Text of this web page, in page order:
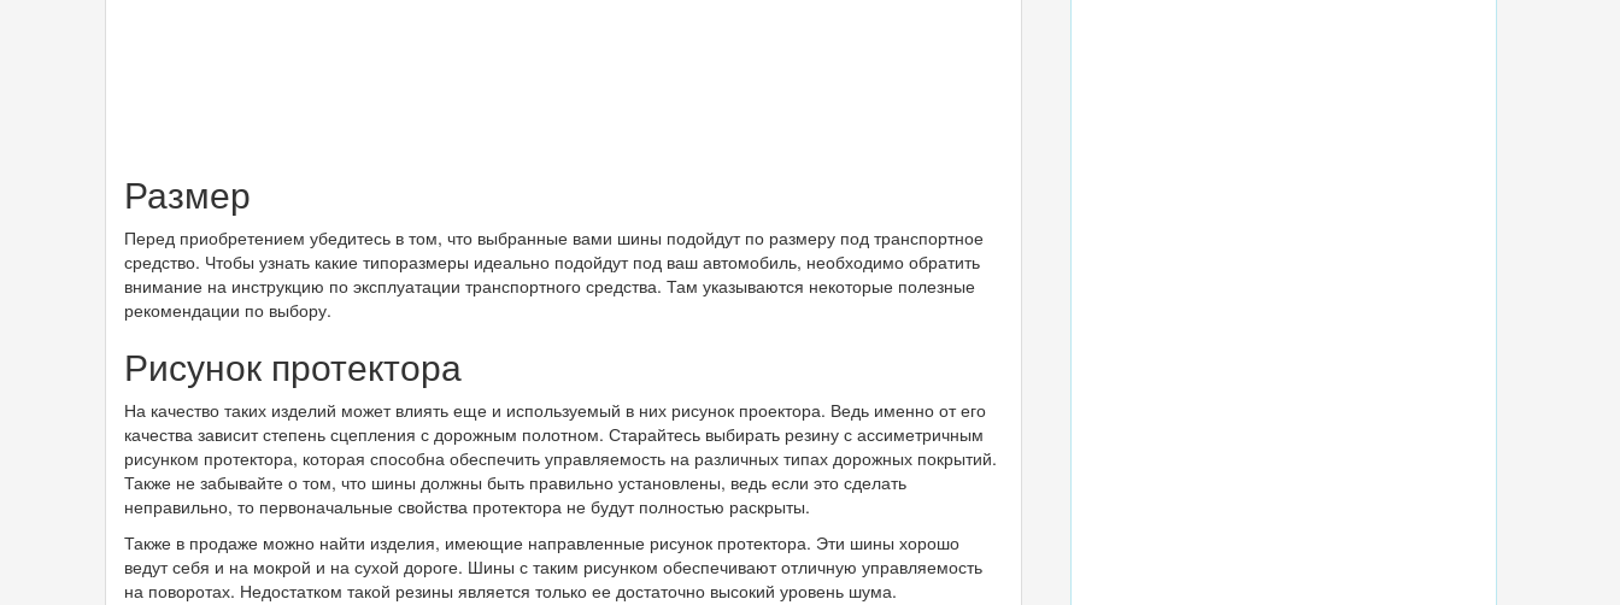
Размер
Перед приобретением убедитесь в том, что выбранные вами шины подойдут по размеру под транспортное
средство. Чтобы узнать какие типоразмеры идеально подойдут под ваш автомобиль, необходимо обратить
внимание на инструкцию по эксплуатации транспортного средства. Там указываются некоторые полезные
рекомендации по выбору.
Рисунок протектора
На качество таких изделий может влиять еще и используемый в них рисунок проектора. Ведь именно от его
качества зависит степень сцепления с дорожным полотном. Старайтесь выбирать резину с ассиметричным
рисунком протектора, которая способна обеспечить управляемость на различных типах дорожных покрытий.
Также не забывайте о том, что шины должны быть правильно установлены, ведь если это сделать
неправильно, то первоначальные свойства протектора не будут полностью раскрыты.
Также в продаже можно найти изделия, имеющие направленные рисунок протектора. Эти шины хорошо
ведут себя и на мокрой и на сухой дороге. Шины с таким рисунком обеспечивают отличную управляемость
на поворотах. Недостатком такой резины является только ее достаточно высокий уровень шума.